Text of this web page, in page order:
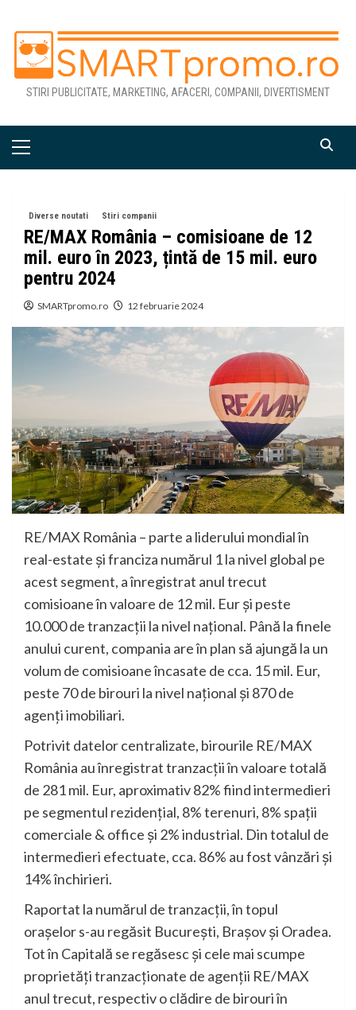
content
STIRI PUBLICITATE, MARKETING, AFACERI, COMPANII, DIVERTISMENT
Primary
Diverse noutati Stiri companii
RE/MAX România – comisioane de 12
mil. euro în 2023, țintă de 15 mil. euro
pentru 2024
SMARTpromo.ro 12 februarie 2024
RE/MAX România – parte a liderului mondial în
real-estate şi franciza numărul 1 la nivel global pe
acest segment, a înregistrat anul trecut
comisioane în valoare de 12 mil. Eur și peste
10.000 de tranzacții la nivel național. Până la finele
anului curent, compania are în plan să ajungă la un
volum de comisioane încasate de cca. 15 mil. Eur,
peste 70 de birouri la nivel național și 870 de
agenți imobiliari.
Potrivit datelor centralizate, birourile RE/MAX
România au înregistrat tranzacții în valoare totală
de 281 mil. Eur, aproximativ 82% fiind intermedieri
pe segmentul rezidențial, 8% terenuri, 8% spații
comerciale & office și 2% industrial. Din totalul de
intermedieri efectuate, cca. 86% au fost vânzări și
14% închirieri.
Raportat la numărul de tranzacții, în topul
orașelor s-au regăsit București, Brașov și Oradea.
Tot în Capitală se regăsesc și cele mai scumpe
proprietăți tranzacționate de agenții RE/MAX
anul trecut, respectiv o clădire de birouri în